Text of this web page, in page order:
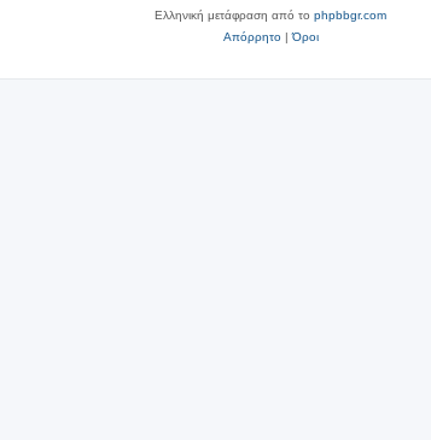
Ελληνική μετάφραση από το phpbbgr.com
Απόρρητο|Όροι